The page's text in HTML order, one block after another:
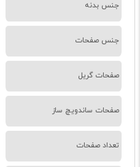
جنس بدنه
جنس صفحات
صفحات گریل
صفحات ساندویچ ساز
تعداد صفحات